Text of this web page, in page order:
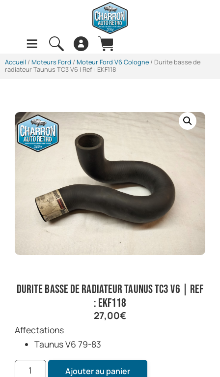
Accueil / Moteurs Ford / Moteur Ford V6 Cologne / Durite basse de
radiateur Taunus TC3 V6 | Ref : EKF118
Durite basse de radiateur Taunus TC3 V6 | Ref
: EKF118
27,00€
Affectations
Taunus V6 79-83
Ajouter au panier